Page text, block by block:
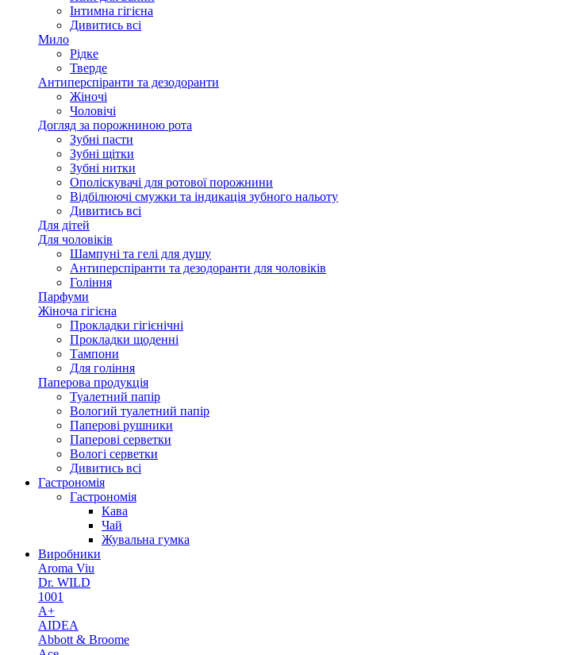
Інтимна гігієна
Дивитись всі
Мило
Рідке
Тверде
Антиперспіранти та дезодоранти
Жіночі
Чоловічі
Догляд за порожниною рота
Зубні пасти
Зубні щітки
Зубні нитки
Ополіскувачі для ротової порожнини
Відбілюючі смужки та індикація зубного нальоту
Дивитись всі
Для дітей
Для чоловіків
Шампуні та гелі для душу
Антиперспіранти та дезодоранти для чоловіків
Гоління
Парфуми
Жіноча гігієна
Прокладки гігієнічні
Прокладки щоденні
Тампони
Для гоління
Паперова продукція
Туалетний папір
Вологий туалетний папір
Паперові рушники
Паперові серветки
Вологі серветки
Дивитись всі
Гастрономія
Гастрономія
Кава
Чай
Жувальна гумка
Виробники
Aroma Viu
Dr. WILD
1001
A+
AIDEA
Abbott & Broome